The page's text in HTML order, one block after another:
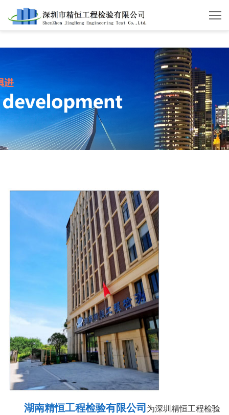
华体会体育
湖南精恒工程检验有限公司为深圳精恒工程检验